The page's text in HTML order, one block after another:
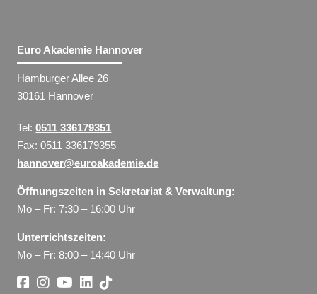
Euro Akademie Hannover
Hamburger Allee 26
30161 Hannover
Tel:0511 336179351
Fax: 0511 336179355
hannover@euroakademie.de
Öffnungszeiten in Sekretariat & Verwaltung:
Mo – Fr: 7:30 – 16:00 Uhr
Unterrichtszeiten:
Mo – Fr: 8:00 – 14:40 Uhr